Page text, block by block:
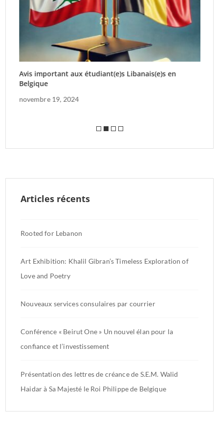
Avis important aux étudiant(e)s Libanais(e)s en
Belgique
novembre 19, 2024
Articles récents
Rooted for Lebanon
Art Exhibition: Khalil Gibran’s Timeless Exploration of
Love and Poetry
Nouveaux services consulaires par courrier
Conférence « Beirut One » Un nouvel élan pour la
confiance et l’investissement
Présentation des lettres de créance de S.E.M. Walid
Haidar à Sa Majesté le Roi Philippe de Belgique